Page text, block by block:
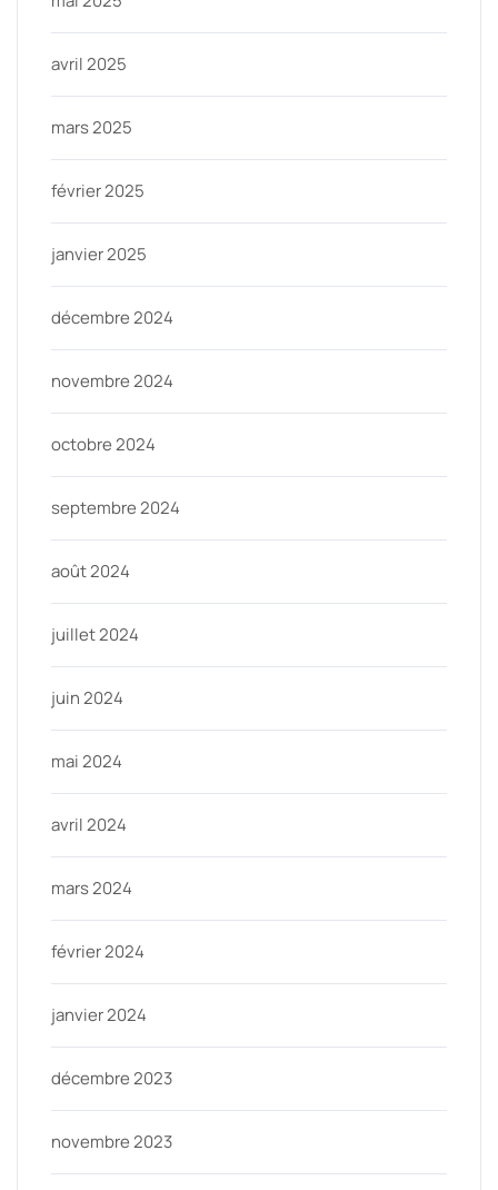
avril 2025
mars 2025
février 2025
janvier 2025
décembre 2024
novembre 2024
octobre 2024
septembre 2024
août 2024
juillet 2024
juin 2024
mai 2024
avril 2024
mars 2024
février 2024
janvier 2024
décembre 2023
novembre 2023